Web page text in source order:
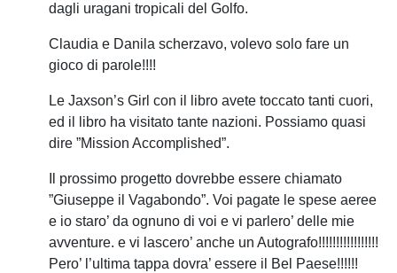
dagli uragani tropicali del Golfo.
Claudia e Danila scherzavo, volevo solo fare un
gioco di parole!!!!
Le Jaxson’s Girl con il libro avete toccato tanti cuori,
ed il libro ha visitato tante nazioni. Possiamo quasi
dire ”Mission Accomplished”.
Il prossimo progetto dovrebbe essere chiamato
”Giuseppe il Vagabondo”. Voi pagate le spese aeree
e io staro’ da ognuno di voi e vi parlero’ delle mie
avventure. e vi lascero’ anche un Autografo!!!!!!!!!!!!!!!!!
Pero’ l’ultima tappa dovra’ essere il Bel Paese!!!!!!